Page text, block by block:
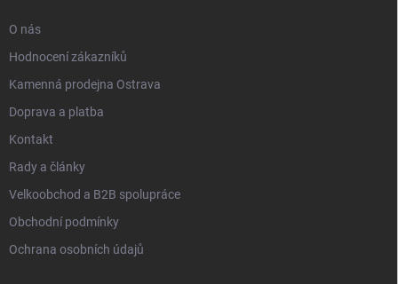
O nás
Hodnocení zákazníků
Kamenná prodejna Ostrava
Doprava a platba
Kontakt
Rady a články
Velkoobchod a B2B spolupráce
Obchodní podmínky
Ochrana osobních údajů